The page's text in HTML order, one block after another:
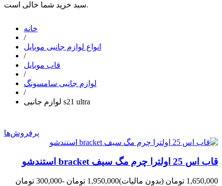
سبد خرید شما خالی است.
خانه
/
انواع لوازم جانبی موبایل
/
قاب موبایل
/
لوازم جانبی سامسونگ
/
لوازم جانبی s21 ultra
پرفروش‌ها
قاب اس 25 اولترا چرم مگ سیف bracket استندشو
1,650,000 تومان (بدون مالیات)1,950,000 تومان -300,000 تومان